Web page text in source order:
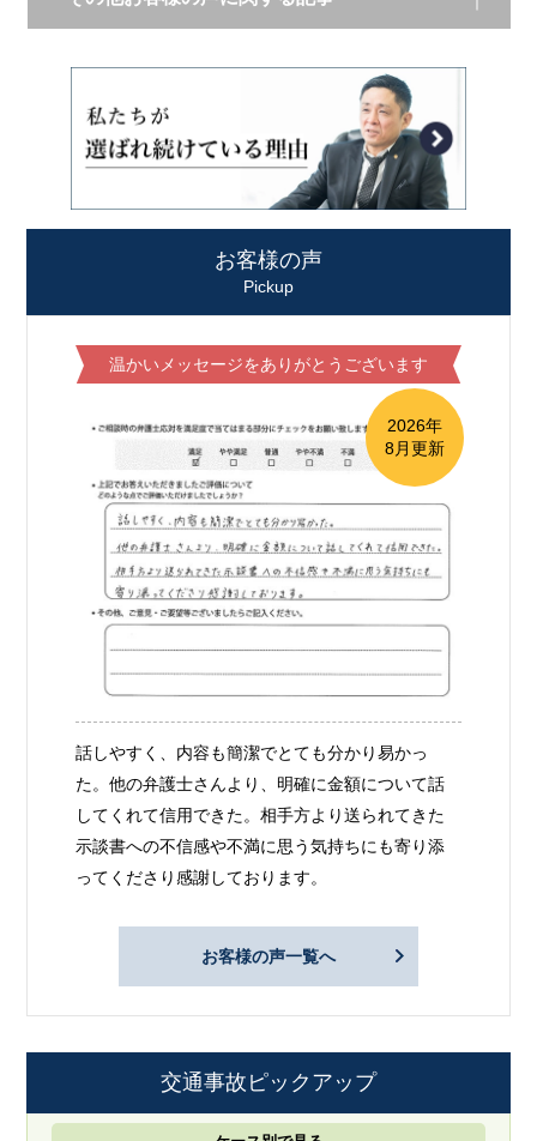
お客様の声
Pickup
温かいメッセージをありがとうございます
2026年
8月更新
話しやすく、内容も簡潔でとても分かり易かっ
た。他の弁護士さんより、明確に金額について話
してくれて信用できた。相手方より送られてきた
示談書への不信感や不満に思う気持ちにも寄り添
ってくださり感謝しております。
お客様の声一覧へ
交通事故ピックアップ